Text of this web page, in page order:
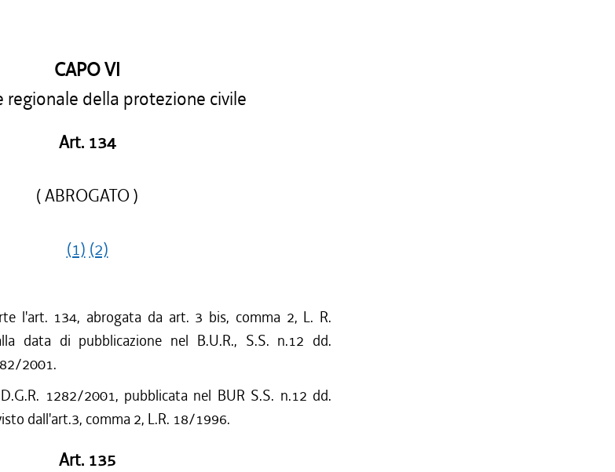
CAPO VI
regionale della protezione civile
Art. 134
( ABROGATO )
(1) (2)
l'art. 134, abrogata da art. 3 bis, comma 2, L. R.
data di pubblicazione nel B.U.R., S.S. n.12 dd.
2001.
1282/2001, pubblicata nel BUR S.S. n.12 dd.
dall'art.3, comma 2, L.R. 18/1996.
Art. 135